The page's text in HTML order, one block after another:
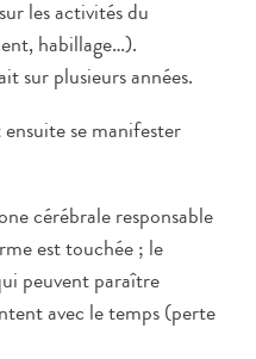
les activités du
habillage…).
sur plusieurs années.
se manifester
cérébrale responsable
est touchée ; le
peuvent paraître
avec le temps (perte